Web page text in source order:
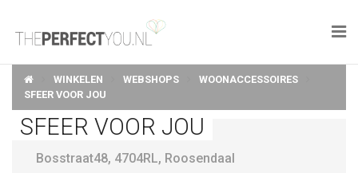

KNAPLEKKER
FOOD
SPORT
WINKELEN WEBSHOPS
WOONACCESSOIRES
SFEER VOOR JOU
SFEER VOOR JOU
Bosstraat48, 4704RL, Roosendaal